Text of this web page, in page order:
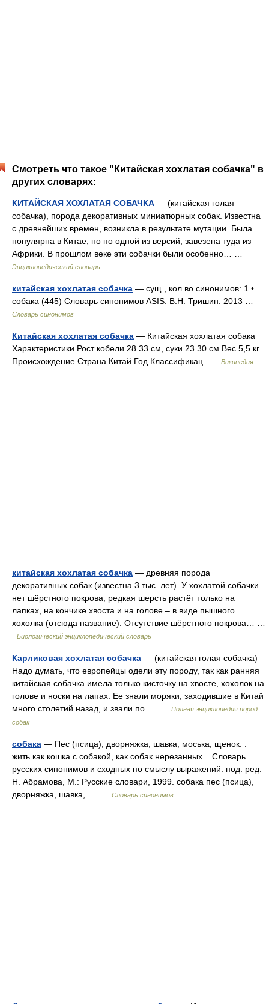
Смотреть что такое "Китайская хохлатая собачка" в
других словарях:
КИТАЙСКАЯ ХОХЛАТАЯ СОБАЧКА — (китайская голая
собачка), порода декоративных миниатюрных собак. Известна
с древнейших времен, возникла в результате мутации. Была
популярна в Китае, но по одной из версий, завезена туда из
Африки. В прошлом веке эти собачки были особенно… …
Энциклопедический словарь
китайская хохлатая собачка — сущ., кол во синонимов: 1 •
собака (445) Словарь синонимов ASIS. В.Н. Тришин. 2013 …
Словарь синонимов
Китайская хохлатая собачка — Китайская хохлатая собака
Характеристики Рост кобели 28 33 см, суки 23 30 см Вес 5,5 кг
Происхождение Страна Китай Год Классификац …
Википедия
китайская хохлатая собачка — древняя порода
декоративных собак (известна 3 тыс. лет). У хохлатой собачки
нет шёрстного покрова, редкая шерсть растёт только на
лапках, на кончике хвоста и на голове – в виде пышного
хохолка (отсюда название). Отсутствие шёрстного покрова… …
Биологический энциклопедический словарь
Карликовая хохлатая собачка — (китайская голая собачка)
Надо думать, что европейцы одели эту породу, так как ранняя
китайская собачка имела только кисточку на хвосте, хохолок на
голове и носки на лапах. Ее знали моряки, заходившие в Китай
много столетий назад, и звали по… …
Полная энциклопедия пород
собак
собака — Пес (псица), дворняжка, шавка, моська, щенок. .
жить как кошка с собакой, как собак нерезанных... Словарь
русских синонимов и сходных по смыслу выражений. под. ред.
Н. Абрамова, М.: Русские словари, 1999. собака пес (псица),
дворняжка, шавка,… …
Словарь синонимов